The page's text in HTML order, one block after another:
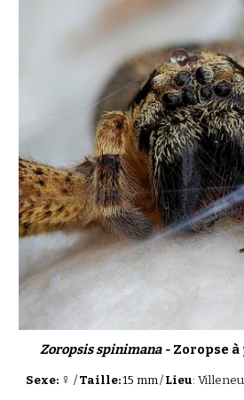
Zoropsis spinimana - Zoropse
Sexe: ♀/Taille:15 mm/Lieu: